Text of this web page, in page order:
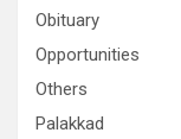
Obituary
Opportunities
Others
Palakkad